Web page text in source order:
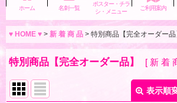
ホーム 名刺一覧
ポスター・チラ
シ・メニュー
ご利用案内
♥ HOME ♥ > 新 着 商 品 > 特別商品【完全オーダー品
特別商品【完全オーダー品】 [ 新 着
表示順